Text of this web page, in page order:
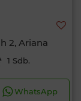
2, Ariana
1 Sdb.
WhatsApp